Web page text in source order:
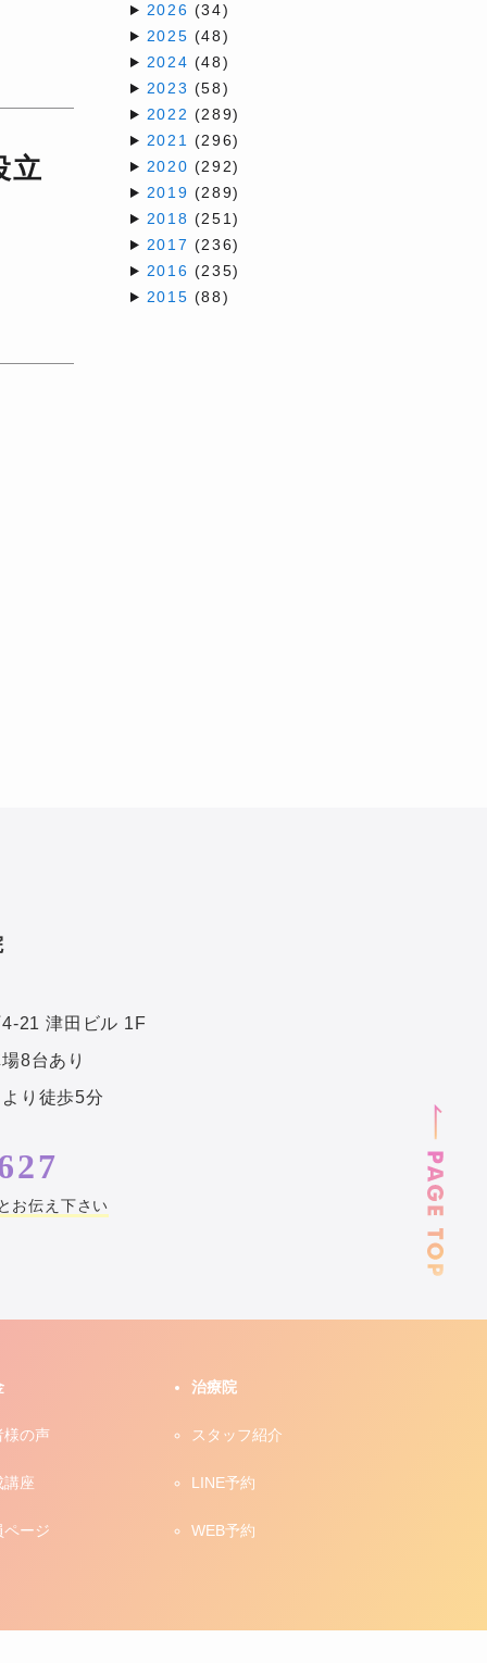
立
2026 (34)
2025 (48)
2024 (48)
2023 (58)
2022 (289)
2021
(296)
2020 (292)
2019 (289)
2018 (251)
2017 (236)
2016 (235)
2015 (88)
21 津田ビル 1F
8台あり
り徒歩5分
お伝え下さい
様の声
講座
ページ
治療院
スタッフ紹介
LINE予約
WEB予約